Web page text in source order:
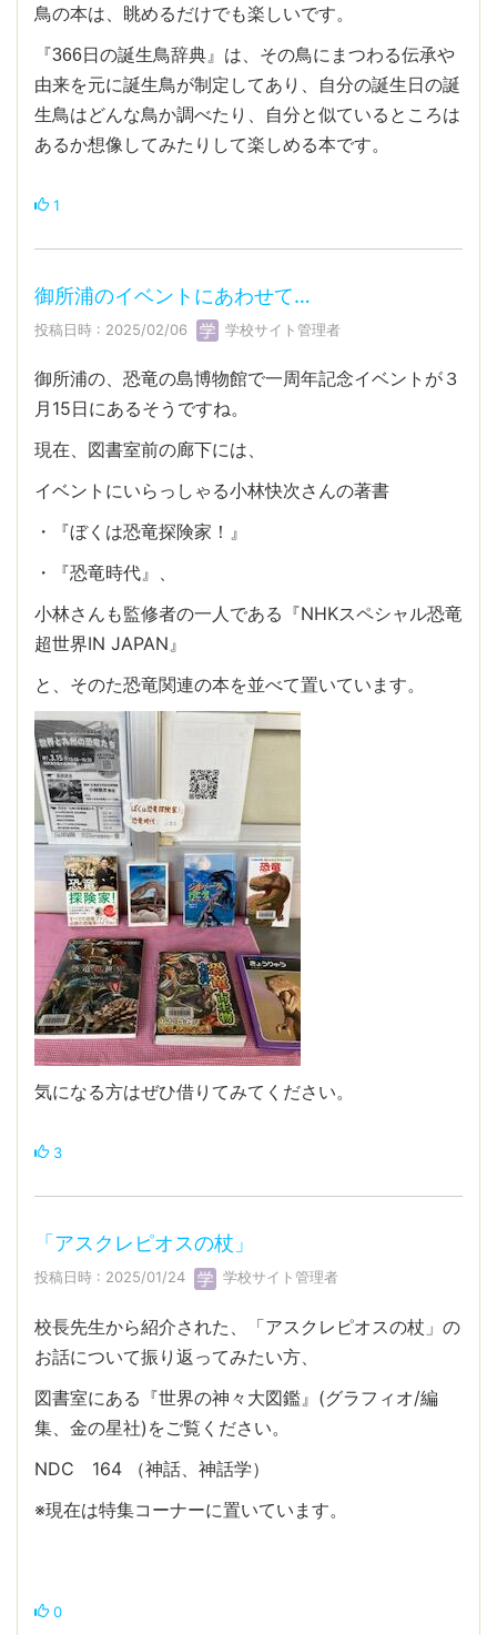
鳥の本は、眺めるだけでも楽しいです。
『366日の誕生鳥辞典』は、その鳥にまつわる伝承や
由来を元に誕生鳥が制定してあり、自分の誕生日の誕
生鳥はどんな鳥か調べたり、自分と似ているところは
あるか想像してみたりして楽しめる本です。
1
御所浦のイベントにあわせて…
投稿日時 : 2025/02/06 学校サイト管理者
御所浦の、恐竜の島博物館で一周年記念イベントが３
月15日にあるそうですね。
現在、図書室前の廊下には、
イベントにいらっしゃる小林快次さんの著書
・『ぼくは恐竜探険家！』
・『恐竜時代』、
小林さんも監修者の一人である『NHKスペシャル恐竜
超世界IN JAPAN』
と、そのた恐竜関連の本を並べて置いています。
気になる方はぜひ借りてみてください。
3
「アスクレピオスの杖」
投稿日時 : 2025/01/24 学校サイト管理者
校長先生から紹介された、「アスクレピオスの杖」の
お話について振り返ってみたい方、
図書室にある『世界の神々大図鑑』(グラフィオ/編
集、金の星社)をご覧ください。
NDC 164 （神話、神話学）
※現在は特集コーナーに置いています。
0